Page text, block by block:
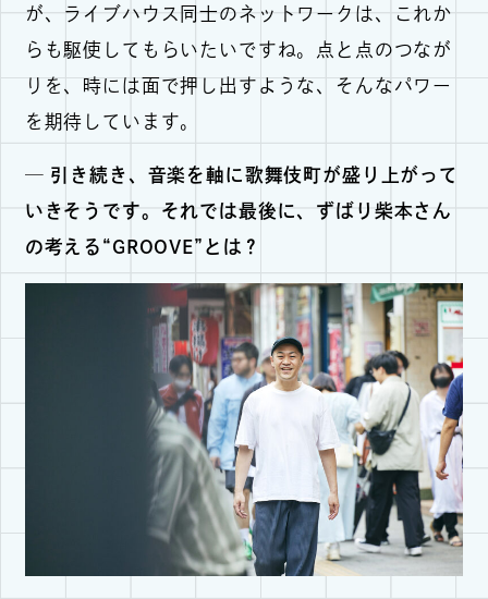
が、ライブハウス同士のネットワークは、これか
らも駆使してもらいたいですね。点と点のつなが
りを、時には面で押し出すような、そんなパワー
を期待しています。
─ 引き続き、音楽を軸に歌舞伎町が盛り上がって
いきそうです。それでは最後に、ずばり柴本さん
の考える“GROOVE”とは？